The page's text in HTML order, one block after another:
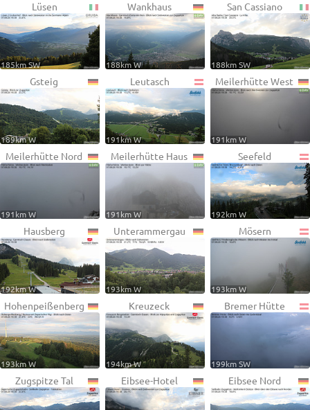
Lüsen
185km SW
Wankhaus
188km W
San Cassiano
188km SW
Gsteig
189km W
Leutasch
191km W
Meilerhütte West
191km W
Meilerhütte Nord
191km W
Meilerhütte Haus
191km W
Seefeld
192km W
Hausberg
192km W
Unterammergau
193km W
Mösern
193km W
Hohenpeißenberg
193km W
Kreuzeck
194km W
Bremer Hütte
199km SW
Zugspitze Tal Eibsee-Hotel Eibsee Nord